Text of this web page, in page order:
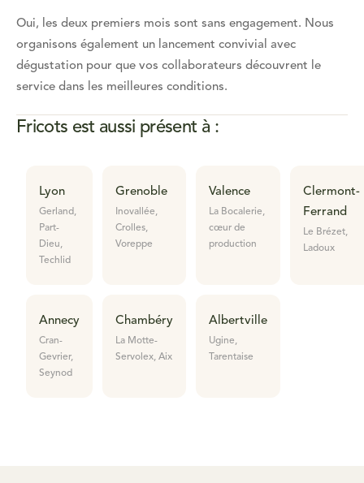
Oui, les deux premiers mois sont sans engagement. Nous
organisons également un lancement convivial avec
dégustation pour que vos collaborateurs découvrent le
service dans les meilleures conditions.
Fricots est aussi présent à :
Lyon
Gerland,
Part-
Dieu,
Techlid
Grenoble
Inovallée,
Crolles,
Voreppe
Valence
La Bocalerie,
cœur de
production
Clermont-
Ferrand
Le Brézet,
Ladoux
Annecy
Cran-
Gevrier,
Seynod
Chambéry
La Motte-
Servolex, Aix
Albertville
Ugine,
Tarentaise